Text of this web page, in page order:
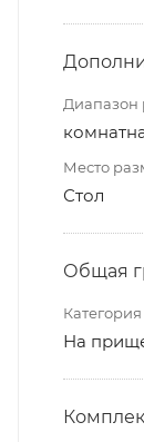
Диапазон
Место
Стол
Общая
Категория
На